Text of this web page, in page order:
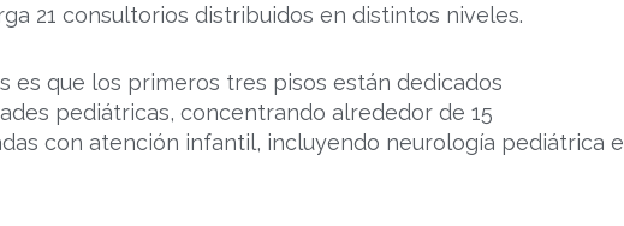
21 consultorios distribuidos en distintos niveles.
es que los primeros tres pisos están dedicados
pediátricas, concentrando alrededor de 15
con atención infantil, incluyendo neurología pediátrica e